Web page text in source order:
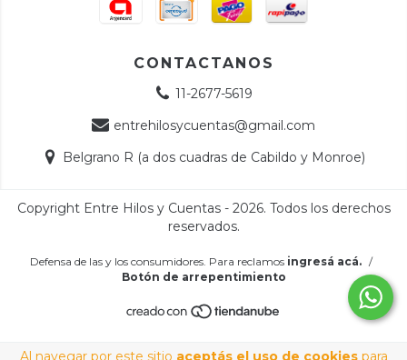
Al navegar por este sitio aceptás el uso de cookiespara
CONTACTANOS
11-2677-5619
entrehilosycuentas@gmail.com
Belgrano R (a dos cuadras de Cabildo y Monroe)
Copyright Entre Hilos y Cuentas - 2026. Todos los derechos
reservados.
Defensa de las y los consumidores. Para reclamos ingresá acá. /
Botón de arrepentimiento